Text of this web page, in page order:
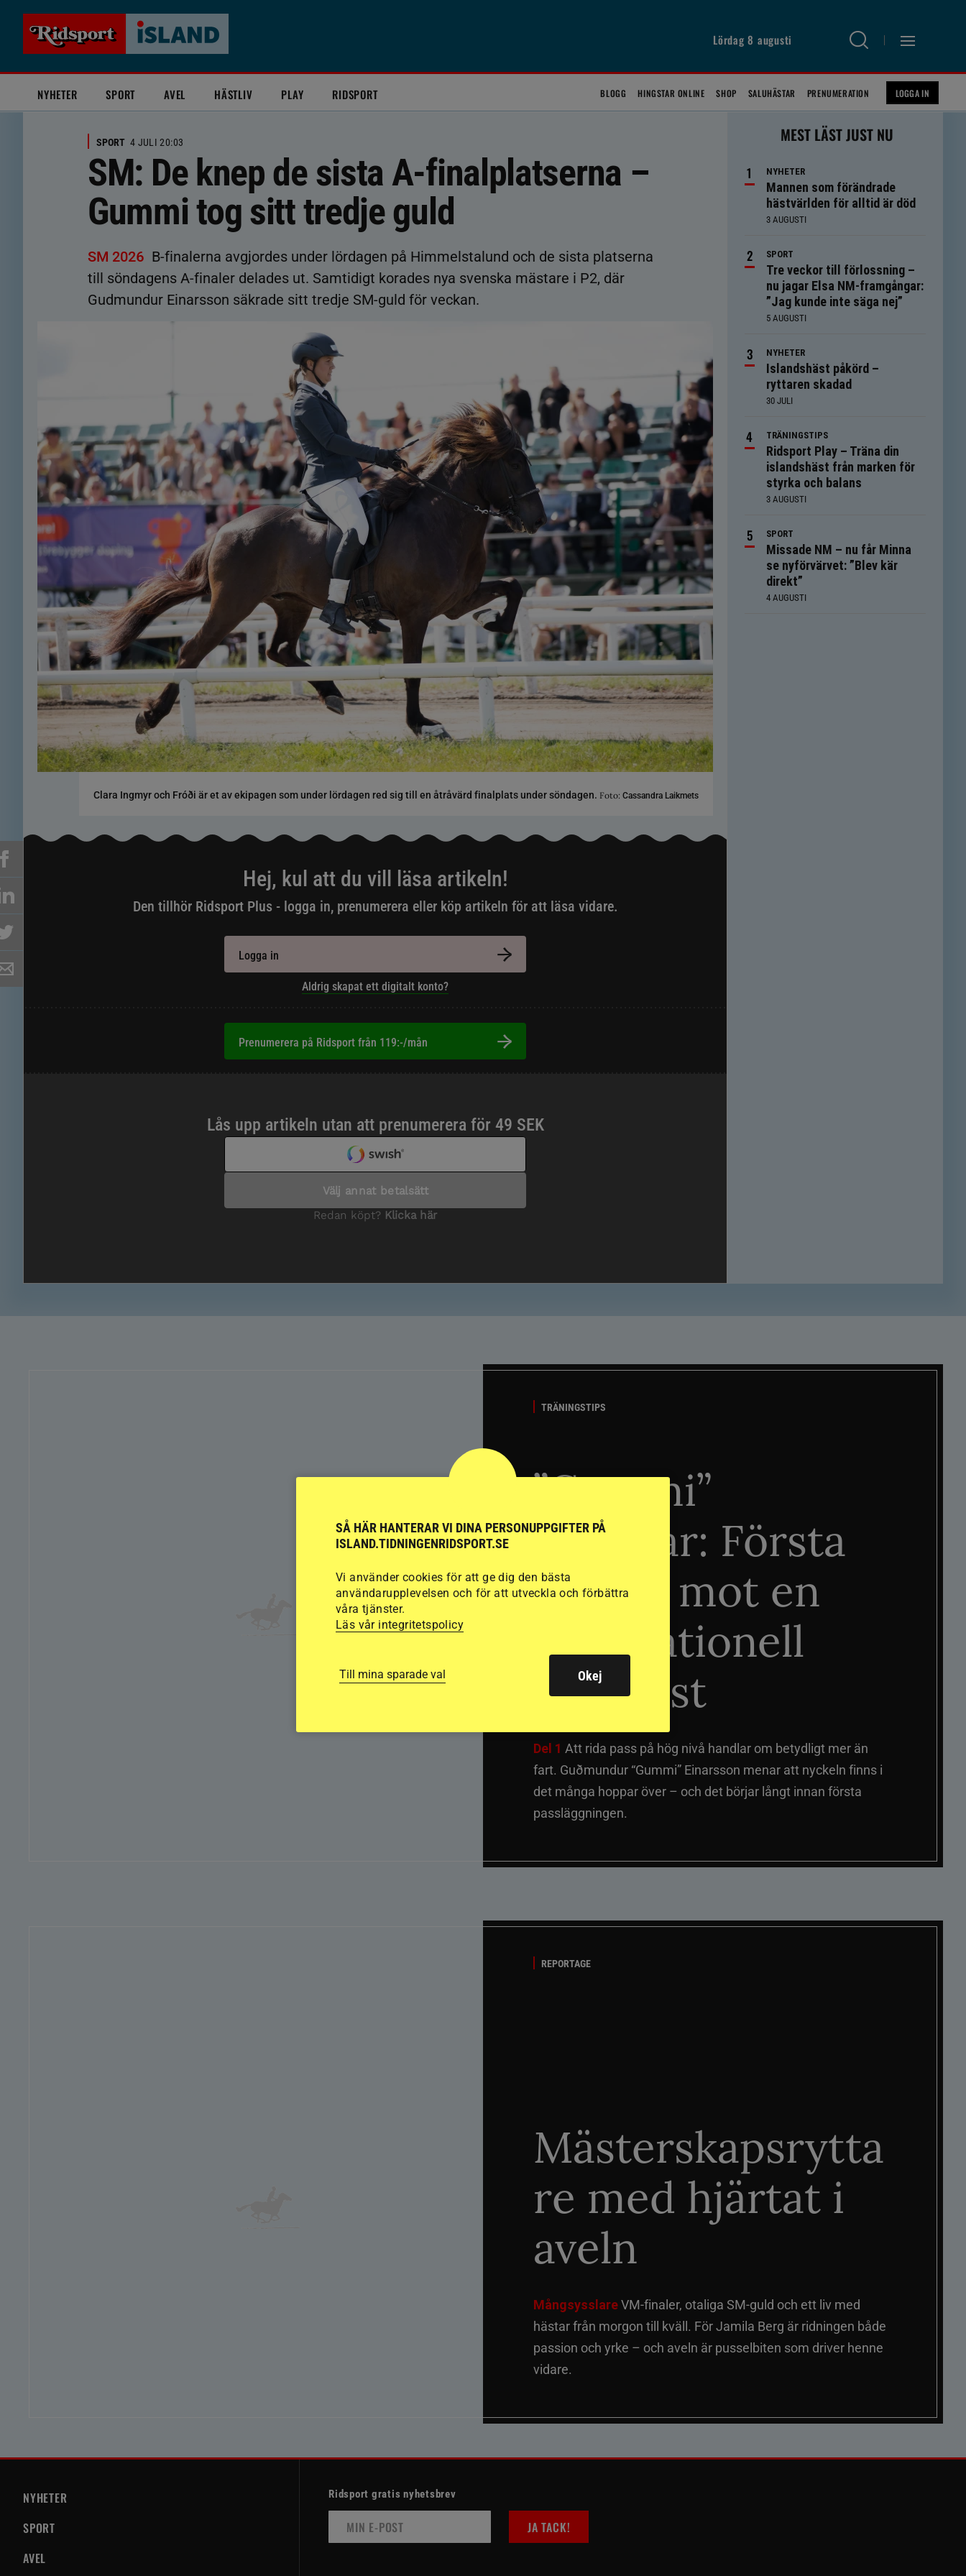
Lördag 8 augusti
NYHETER SPORT AVEL HÄSTLIV PLAY RIDSPORT BLOGG HINGSTAR ONLINE SHOP SALUHÄSTAR PRENUMERATION LOGGA IN
SPORT 4 JULI 20:03
SM: De knep de sista A-finalplatserna –
Gummi tog sitt tredje guld
SM 2026 B-finalerna avgjordes under lördagen på Himmelstalund och de sista platserna
till söndagens A-finaler delades ut. Samtidigt korades nya svenska mästare i P2, där
Gudmundur Einarsson säkrade sitt tredje SM-guld för veckan.
Clara Ingmyr och Fróði är et av ekipagen som under lördagen red sig till en åtråvärd finalplats under söndagen. Foto: Cassandra Laikmets
Hej, kul att du vill läsa artikeln!
Den tillhör Ridsport Plus - logga in, prenumerera eller köp artikeln för att läsa vidare.
Logga in
Aldrig skapat ett digitalt konto?
Prenumerera på Ridsport från 119:-/mån
MEST LÄST JUST NU
NYHETER
Mannen som förändrade
hästvärlden för alltid är död
3 AUGUSTI
SPORT
Tre veckor till förlossning –
nu jagar Elsa NM-framgångar:
”Jag kunde inte säga nej”
5 AUGUSTI
NYHETER
Islandshäst påkörd –
ryttaren skadad
30 JULI
TRÄNINGSTIPS
Ridsport Play – Träna din
islandshäst från marken för
styrka och balans
3 AUGUSTI
SPORT
Missade NM – nu får Minna
se nyförvärvet: ”Blev kär
direkt”
4 AUGUSTI
TRÄNINGSTIPS
”Gummi”
berättar: Första
stegen mot en
internationell
passhäst
Del 1 Att rida pass på hög nivå handlar om betydligt mer än
fart. Guðmundur “Gummi” Einarsson menar att nyckeln finns i
det många hoppar över – och det börjar långt innan första
passläggningen.
REPORTAGE
Mästerskapsrytta
re med hjärtat i
aveln
MångsysslareVM-finaler, otaliga SM-guld och ett liv med
hästar från morgon till kväll. För Jamila Berg är ridningen både
passion och yrke – och aveln är pusselbiten som driver henne
vidare.
NYHETER
SPORT
AVEL
Ridsport gratis nyhetsbrev
JA TACK!
SÅ HÄR HANTERAR VI DINA PERSONUPPGIFTER PÅ
ISLAND.TIDNINGENRIDSPORT.SE
Vi använder cookies för att ge dig den bästa
användarupplevelsen och för att utveckla och förbättra
våra tjänster.
Läs vår integritetspolicy
Till mina sparade val Okej